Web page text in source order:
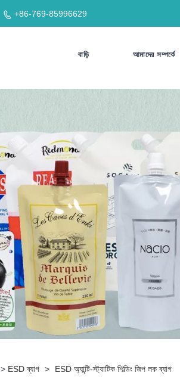
 +86-769-85996629
বাড়ি আমাদের সম্পর্কে
> ESD ব্যাগ > ESD অ্যান্টি-স্ট্যাটিক শিল্ডিং জিপ লক ব্যাগ